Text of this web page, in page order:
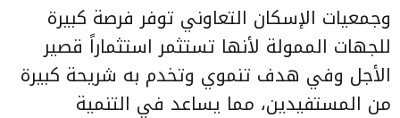
وجمعيات الإسكان التعاوني توفر فرصة كبيرة
للجهات الممولة لأنها تستثمر استثماراً قصير
الأجل وفي هدف تنموي وتخدم به شريحة كبيرة
من المستفيدين، مما يساعد في التنمية